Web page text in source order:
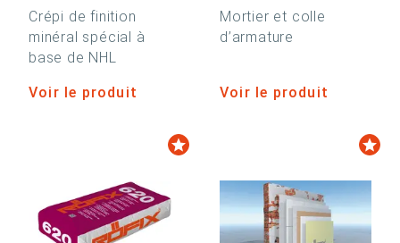
Crépi de finition
minéral spécial à
base de NHL
Voir le produit
Mortier et colle
d’armature
Voir le produit